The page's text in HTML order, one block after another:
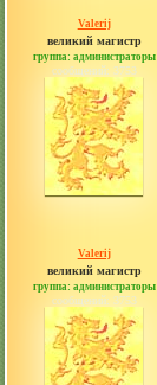
Valerij
великий магистр
группа: администраторы
сообщений: 3753
Valerij
великий магистр
группа: администраторы
сообщений: 3753